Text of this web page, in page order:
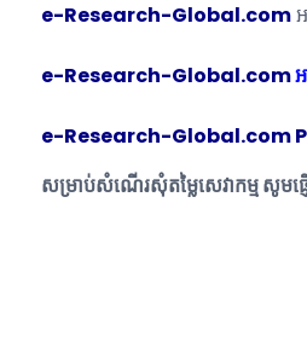
e-Research-Global.com
e-Research-Global.comអ
e-Research-Global.com
សម្រាប់សំណើរសុំតម្លៃសេវាកម្ម សូមផ្